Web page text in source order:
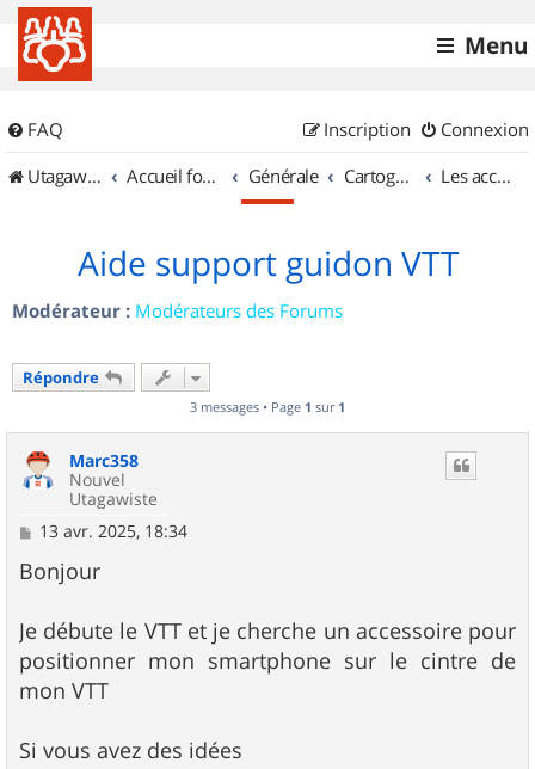
Menu
FAQ Connexion
Inscription
UtagawaVTT (Randos VTT et VTTAE avec traces GPS)
Accueil forum Générale Cartographie et GPS Les accessoires
Aide support guidon VTT
Modérateur : Modérateurs des Forums
Répondre
3 messages • Page 1 sur 1
Marc358
Nouvel
Utagawiste
M
s
s
g
e
13 avr. 2025, 18:34
Bonjour
Je débute le VTT et je cherche un accessoire pour
positionner mon smartphone sur le cintre de
mon VTT
Si vous avez des idées